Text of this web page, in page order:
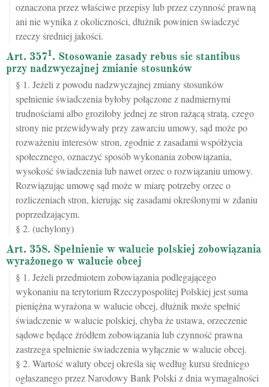
oznaczona przez właściwe przepisy lub przez czynność prawną
ani nie wynika z okoliczności, dłużnik powinien świadczyć
rzeczy średniej jakości.
Art. 3571. Stosowanie zasady rebus sic stantibus
przy nadzwyczajnej zmianie stosunków
§ 1. Jeżeli z powodu nadzwyczajnej zmiany stosunków
spełnienie świadczenia byłoby połączone z nadmiernymi
trudnościami albo groziłoby jednej ze stron rażącą stratą, czego
strony nie przewidywały przy zawarciu umowy, sąd może po
rozważeniu interesów stron, zgodnie z zasadami współżycia
społecznego, oznaczyć sposób wykonania zobowiązania,
wysokość świadczenia lub nawet orzec o rozwiązaniu umowy.
Rozwiązując umowę sąd może w miarę potrzeby orzec o
rozliczeniach stron, kierując się zasadami określonymi w zdaniu
poprzedzającym.
§ 2. (uchylony)
Art. 358. Spełnienie w walucie polskiej zobowiązania
wyrażonego w walucie obcej
§ 1. Jeżeli przedmiotem zobowiązania podlegającego
wykonaniu na terytorium Rzeczypospolitej Polskiej jest suma
pieniężna wyrażona w walucie obcej, dłużnik może spełnić
świadczenie w walucie polskiej, chyba że ustawa, orzeczenie
sądowe będące źródłem zobowiązania lub czynność prawna
zastrzega spełnienie świadczenia wyłącznie w walucie obcej.
§ 2. Wartość waluty obcej określa się według kursu średniego
ogłaszanego przez Narodowy Bank Polski z dnia wymagalności